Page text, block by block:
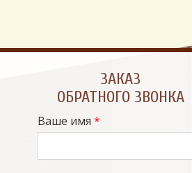
ЗАКАЗ
ОБРАТНОГО ЗВОНКА
Ваше имя *